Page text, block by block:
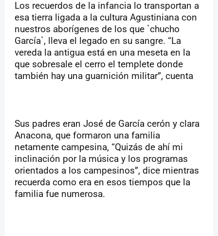
Los recuerdos de la infancia lo transportan a
esa tierra ligada a la cultura Agustiniana con
nuestros aborígenes de los que `chucho
García`, lleva el legado en su sangre. “La
vereda la antigua está en una meseta en la
que sobresale el cerro el templete donde
también hay una guarnición militar”, cuenta
Sus padres eran José de García cerón y clara
Anacona, que formaron una familia
netamente campesina, “Quizás de ahí mi
inclinación por la música y los programas
orientados a los campesinos”, dice mientras
recuerda como era en esos tiempos que la
familia fue numerosa.